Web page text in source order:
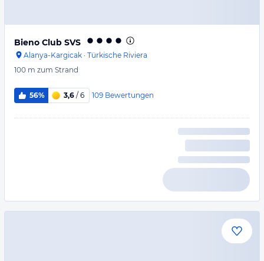
Bieno Club SVS
Alanya-Kargicak · Türkische Riviera
100 m zum Strand
56% 3,6 / 6 109 Bewertungen